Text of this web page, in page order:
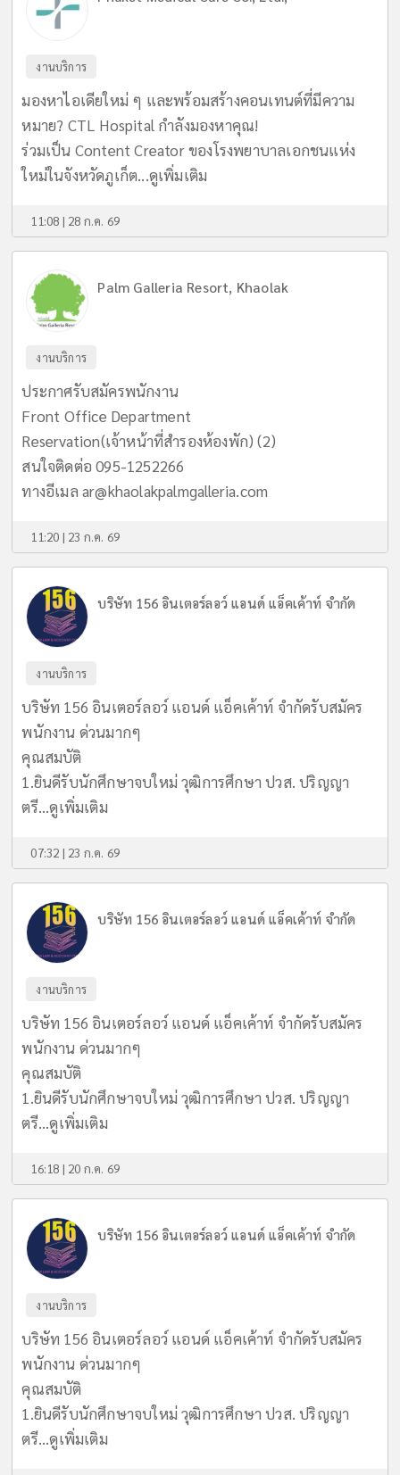
งานบริการ
มองหาไอเดียใหม่ ๆ และพร้อมสร้างคอนเทนต์ที่มีความ
หมาย? CTL Hospital กำลังมองหาคุณ!
ร่วมเป็น Content Creator ของโรงพยาบาลเอกชนแห่ง
ใหม่ในจังหวัดภูเก็ต...ดูเพิ่มเติม
11:08 | 28 ก.ค. 69
Palm Galleria Resort, Khaolak
งานบริการ
ประกาศรับสมัครพนักงาน
Front Office Department
Reservation(เจ้าหน้าที่สำรองห้องพัก) (2)
สนใจติดต่อ 095-1252266
ทางอีเมลar@khaolakpalmgalleria.com
11:20 | 23 ก.ค. 69
บริษัท 156 อินเตอร์ลอว์ แอนด์ แอ็คเค้าท์ จำกัด
งานบริการ
บริษัท 156 อินเตอร์ลอว์ แอนด์ แอ็คเค้าท์ จำกัดรับสมัคร
พนักงาน ด่วนมากๆ
คุณสมบัติ
1.ยินดีรับนักศึกษาจบใหม่ วุฒิการศึกษา ปวส. ปริญญา
ตรี...ดูเพิ่มเติม
07:32 | 23 ก.ค. 69
บริษัท 156 อินเตอร์ลอว์ แอนด์ แอ็คเค้าท์ จำกัด
งานบริการ
บริษัท 156 อินเตอร์ลอว์ แอนด์ แอ็คเค้าท์ จำกัดรับสมัคร
พนักงาน ด่วนมากๆ
คุณสมบัติ
1.ยินดีรับนักศึกษาจบใหม่ วุฒิการศึกษา ปวส. ปริญญา
ตรี...ดูเพิ่มเติม
16:18 | 20 ก.ค. 69
บริษัท 156 อินเตอร์ลอว์ แอนด์ แอ็คเค้าท์ จำกัด
งานบริการ
บริษัท 156 อินเตอร์ลอว์ แอนด์ แอ็คเค้าท์ จำกัดรับสมัคร
พนักงาน ด่วนมากๆ
คุณสมบัติ
1.ยินดีรับนักศึกษาจบใหม่ วุฒิการศึกษา ปวส. ปริญญา
ตรี...ดูเพิ่มเติม